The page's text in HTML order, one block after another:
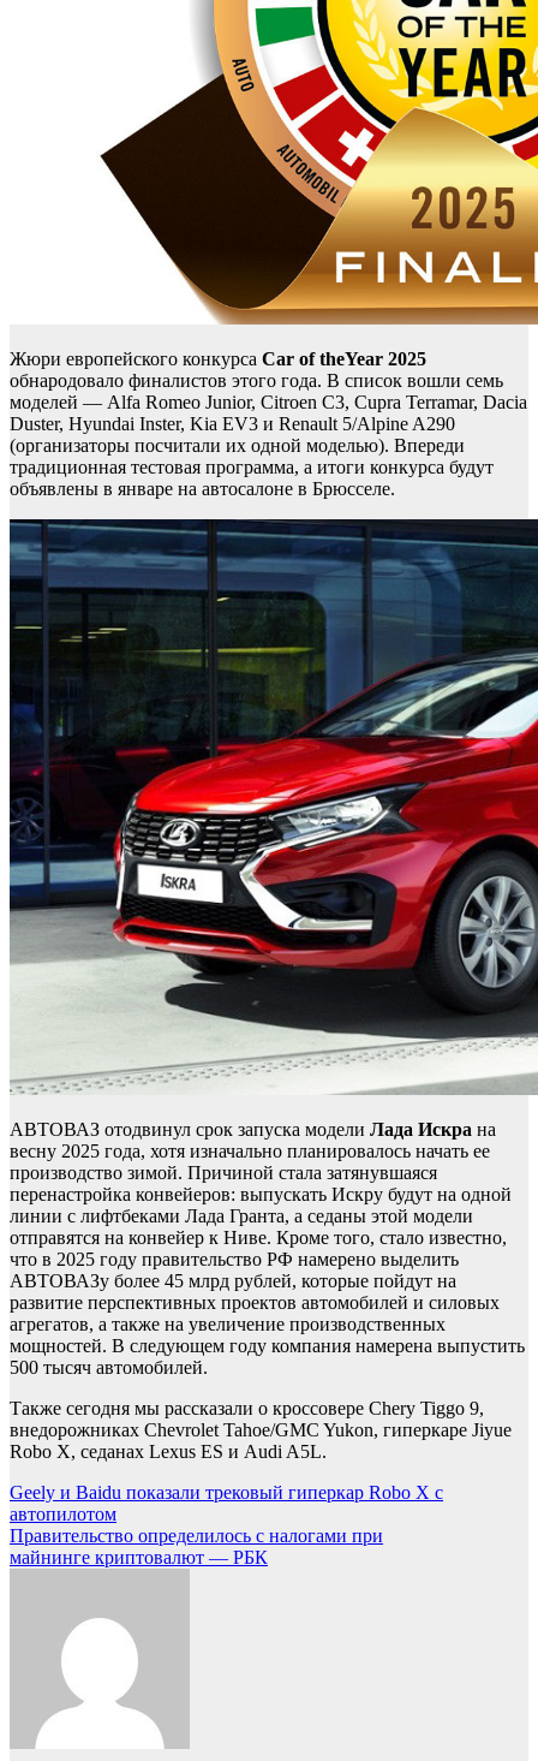
Жюри европейского конкурса Car of theYear 2025
обнародовало финалистов этого года. В список вошли семь
моделей — Alfa Romeo Junior, Citroen C3, Cupra Terramar, Dacia
Duster, Hyundai Inster, Kia EV3 и Renault 5/Alpine A290
(организаторы посчитали их одной моделью). Впереди
традиционная тестовая программа, а итоги конкурса будут
объявлены в январе на автосалоне в Брюсселе.
АВТОВАЗ отодвинул срок запуска модели Лада Искра на
весну 2025 года, хотя изначально планировалось начать ее
производство зимой. Причиной стала затянувшаяся
перенастройка конвейеров: выпускать Искру будут на одной
линии с лифтбеками Лада Гранта, а седаны этой модели
отправятся на конвейер к Ниве. Кроме того, стало известно,
что в 2025 году правительство РФ намерено выделить
АВТОВАЗу более 45 млрд рублей, которые пойдут на
развитие перспективных проектов автомобилей и силовых
агрегатов, а также на увеличение производственных
мощностей. В следующем году компания намерена выпустить
500 тысяч автомобилей.
Также сегодня мы рассказали о кроссовере Chery Tiggo 9,
внедорожниках Chevrolet Tahoe/GMC Yukon, гиперкаре Jiyue
Robo X, седанах Lexus ES и Audi A5L.
Навигация
по
записям
Geely и Baidu показали трековый гиперкар Robo X с
автопилотом
Правительство определилось с налогами при
майнинге криптовалют — РБК